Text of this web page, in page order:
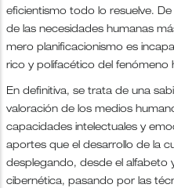
eficientismo todo lo resuelve.
de las necesidades humanas
mero planificacionismo es
rico y polifacético del fenómeno
En definitiva, se trata de una
valoración de los medios
capacidades intelectuales y
aportes que el desarrollo de la
desplegando, desde el alfabeto
cibernética, pasando por las